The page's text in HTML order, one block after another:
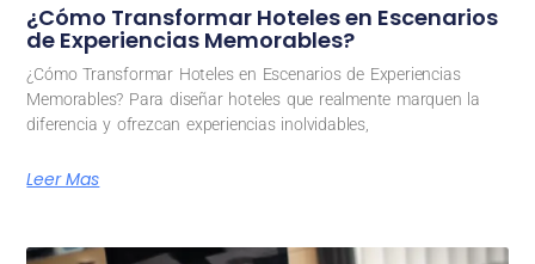
¿Cómo Transformar Hoteles en Escenarios
de Experiencias Memorables?
¿Cómo Transformar Hoteles en Escenarios de Experiencias
Memorables? Para diseñar hoteles que realmente marquen la
diferencia y ofrezcan experiencias inolvidables,
Leer Mas